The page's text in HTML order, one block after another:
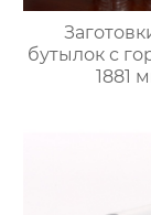
бутылок с
1881